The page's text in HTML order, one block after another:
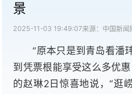
景
2025-11-03 19:49:07来源：中国新闻
“原本只是到青岛看潘
到凭票根能享受这么多优
的赵琳2日惊喜地说，“逛